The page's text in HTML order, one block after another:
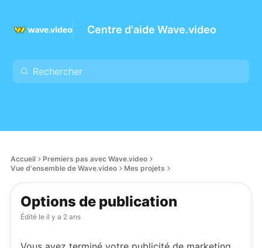
Centre d'aide Wave.video
Accueil
Premiers pas avec Wave.video
Vue d'ensemble de Wave.video
Mes projets
Options de publication
Édité le il y a 2 ans